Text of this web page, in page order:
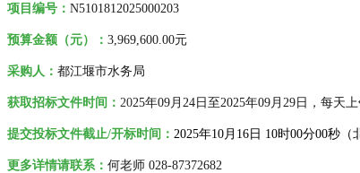
项目编号： N5101812025000203
预算金额（元）： 3,969,600.00元
采购人 ： 都江堰市水务局
获取招标文件时间： 2025年09月24日至2025年09月29日，每天
提交投标文件截止/开标时间： 2025年10月16日 10时00分00秒 （
更多详情请联系 ： 何老师 028-87372682